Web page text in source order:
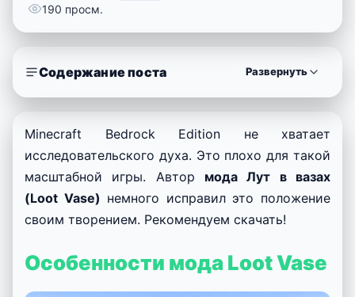
190 просм.
Содержание поста Развернуть
Minecraft Bedrock Edition не хватает
исследовательского духа. Это плохо для такой
масштабной игры. Автор мода Лут в вазах
(Loot Vase) немного исправил это положение
своим творением. Рекомендуем скачать!
Особенности мода Loot Vase